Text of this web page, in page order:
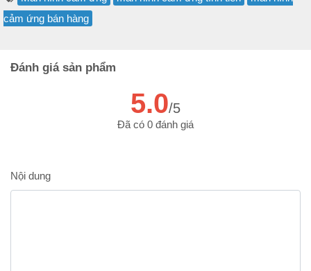
cảm ứng bán hàng
Đánh giá sản phẩm
5.0/5
Đã có 0 đánh giá
Nội dung